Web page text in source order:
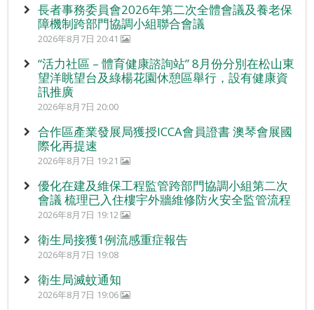
長者事務委員會2026年第二次全體會議及養老保
障機制跨部門協調小組聯合會議
2026年8月7日 20:41
“活力社區 – 體育健康諮詢站” 8月份分別在松山東
望洋眺望台及綠楊花園休憩區舉行，設有健康資
訊推廣
2026年8月7日 20:00
合作區產業發展局獲授ICCA會員證書 澳琴會展國
際化再提速
2026年8月7日 19:21
優化在建及維保工程監管跨部門協調小組第二次
會議 梳理已入住樓宇外牆維修防火安全監管流程
2026年8月7日 19:12
衛生局接獲1例流感重症報告
2026年8月7日 19:08
衛生局滅蚊通知
2026年8月7日 19:06